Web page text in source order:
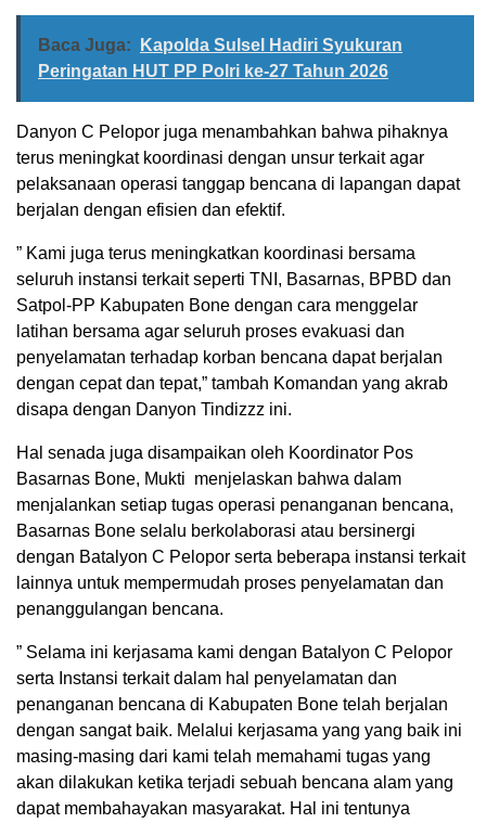
Baca Juga:
Kapolda Sulsel Hadiri Syukuran
Peringatan HUT PP Polri ke-27 Tahun 2026
Danyon C Pelopor juga menambahkan bahwa pihaknya
terus meningkat koordinasi dengan unsur terkait agar
pelaksanaan operasi tanggap bencana di lapangan dapat
berjalan dengan efisien dan efektif.
” Kami juga terus meningkatkan koordinasi bersama
seluruh instansi terkait seperti TNI, Basarnas, BPBD dan
Satpol-PP Kabupaten Bone dengan cara menggelar
latihan bersama agar seluruh proses evakuasi dan
penyelamatan terhadap korban bencana dapat berjalan
dengan cepat dan tepat,” tambah Komandan yang akrab
disapa dengan Danyon Tindizzz ini.
Hal senada juga disampaikan oleh Koordinator Pos
Basarnas Bone, Mukti menjelaskan bahwa dalam
menjalankan setiap tugas operasi penanganan bencana,
Basarnas Bone selalu berkolaborasi atau bersinergi
dengan Batalyon C Pelopor serta beberapa instansi terkait
lainnya untuk mempermudah proses penyelamatan dan
penanggulangan bencana.
” Selama ini kerjasama kami dengan Batalyon C Pelopor
serta Instansi terkait dalam hal penyelamatan dan
penanganan bencana di Kabupaten Bone telah berjalan
dengan sangat baik. Melalui kerjasama yang yang baik ini
masing-masing dari kami telah memahami tugas yang
akan dilakukan ketika terjadi sebuah bencana alam yang
dapat membahayakan masyarakat. Hal ini tentunya